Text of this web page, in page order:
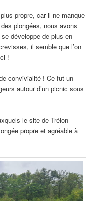
propre, car il ne manque
plongées, nous avons
développe de plus en
il semble que l’on
!
convivialité ! Ce fut un
autour d’un picnic sous
le site de Trélon
propre et agréable à